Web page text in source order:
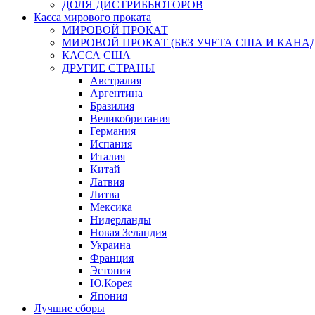
ДОЛЯ ДИСТРИБЬЮТОРОВ
Касса мирового проката
МИРОВОЙ ПРОКАТ
МИРОВОЙ ПРОКАТ (БЕЗ УЧЕТА США И
КАССА США
ДРУГИЕ СТРАНЫ
Австралия
Аргентина
Бразилия
Великобритания
Германия
Испания
Италия
Китай
Латвия
Литва
Мексика
Нидерланды
Новая Зеландия
Украина
Франция
Эстония
Ю.Корея
Япония
Лучшие сборы